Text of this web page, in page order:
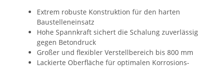
Extrem robuste Konstruktion für den harten
Baustelleneinsatz
Hohe Spannkraft sichert die Schalung zuverlässig
gegen Betondruck
Großer und flexibler Verstellbereich bis 800 mm
Lackierte Oberfläche für optimalen Korrosions-